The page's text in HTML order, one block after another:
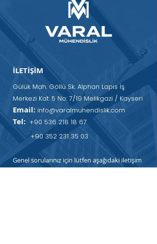
İLETİŞİM
Gülük Mah. Göllü Sk. Alphan Lapis İş
Merkezi Kat: 5 No: 7/19 Melikgazi / Kayseri
Email: info@varalmuhendislik.com
Tel: +90 536 218 18 67
+90 352 231 35 03
Genel sorularınız için lütfen aşağıdaki iletişim